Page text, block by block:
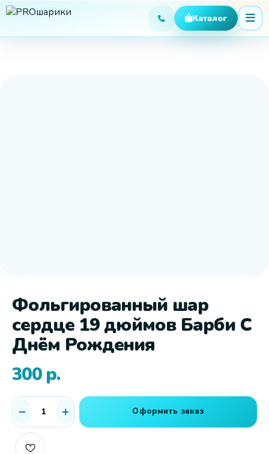
Фольгированный шар
сердце 19 дюймов Барби С
Днём Рождения
300 р.
Оформить заказ